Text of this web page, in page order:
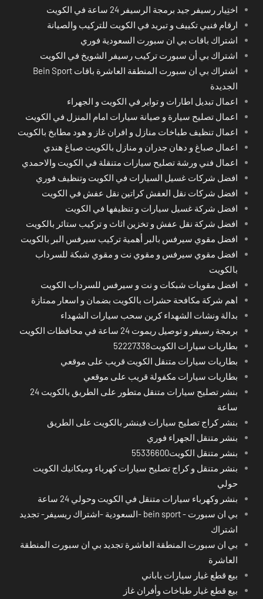
اختِيار رسيفر جيد برمجة الرسيفر 24 ساعة في الكويت
ارقام فنيي تكييف و تبريد في الكويت للتركيب والصيانة
اشتراك باقات بي ان سبورت السعودية فوري
اشتراك بي أن سبورت تركيب رسيفر الشويخ في الكويت
اشتراك بي ان سبورت المنطقة العاشرة باقات Bein Sport
الجديدة
اعمال تبديل اطارات و تواير في الكويت و الجهراء
اعمال تصليح سيارة و صيانة سيارات امام المنزل في الكويت
اعمال تنظيف طباخات منازل و افران غاز و هود مطابخ بالكويت
اعمال صباغ و دهان جدران و منازل بالكويت صباغ هندي
اعمال فني ورشة تصليح سيارات متنقلة في الكويت والاحمدي
افضل شركات غسيل السيارات في الكويت وتنظيف فوري
افضل شركات نقل العفش كراتين نقل عفش في الكويت
افضل شركة غسيل سيارات و تنظيفها في الكويت
افضل شركة نقل عفش و تخزين اثاث و تركيب ستائر بالكويت
افضل مقوي سيرفس بالبر أهمية تركيب سيرفس البر بالكويت
افضل مقوي سيرفس و مقوي نت و مقوي شبكة للسرداب
بالكويت
افضل مقويات شبكات و نت و سيرفس للسرداب الكويت
اهم شركة مكافحة حشرات بالكويت بضمان و اسعار ممتازة
بدالة ونشات الشهداء كرين سحب سيارات الشهداء
برمجة رسيفر و توصيل ريموت 24 ساعة في محافظات الكويت
بطاريات سيارات الكويت52227338
بطاريات سيارات متنقل الكويت قريب على موقعي
بطاريات سيارات مكفولة قريب على موقعي
بنشر تصليح سيارات متنقل متطور على الطريق بالكويت 24
ساعة
بنشر كراج تصليح سيارات فينشر بالكويت على الطريق
بنشر متنقل الجهراء فوري
بنشر متنقل الكويت55336600
بنشر متنقل و كراج تصليح سيارات كهرباء وميكانيك الكويت
حولي
بنشر وكهرباء سيارات متنقل في الكويت وحولي 24 ساعة
بي ان سبورت - bein sport -السعودية -اشتراك ريسيفر- تجديد
اشتراك
بي ان سبورت المنطقة العاشرة تجديد بي ان سبورت المنطقة
العاشرة
بيع قطع غيار سيارات ياباني
بيع قطع غيار طباخات وأفران غاز